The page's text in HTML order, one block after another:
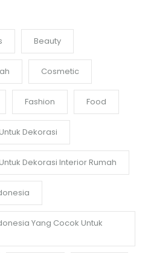
Beauty
Cosmetic
Fashion Food
Dekorasi
Dekorasi Interior Rumah
Yang Cocok Untuk